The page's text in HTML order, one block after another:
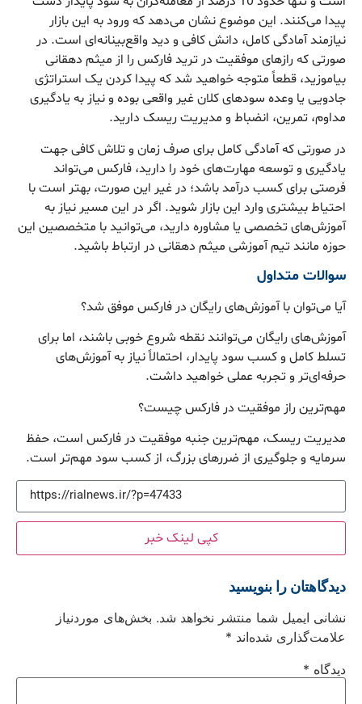
پیدا می‌کنند. این موضوع نشان می‌دهد که ورود به این بازار
نیازمند آمادگی کامل، دانش کافی و دید واقع‌بینانه‌ای است. در
صورتی که رازهای موفقیت در ترید فارکس را از میثم دهقانی
بیاموزید، قطعاً متوجه خواهید شد که پیدا کردن یک استراتژی
جادویی یا وعده‌ سودهای کلان غیر واقعی بوده و نیاز به یادگیری
مداوم، تمرین، انضباط و مدیریت ریسک دارید.
در صورتی که آمادگی کامل برای صرف زمان و تلاش کافی جهت
یادگیری و توسعه مهارت‌های خود را دارید، فارکس می‌تواند
فرصتی برای کسب درآمد باشد؛ در غیر این صورت، بهتر است با
احتیاط بیشتری وارد این بازار شوید. اگر در این مسیر نیاز به
آموزش‌های تخصصی یا مشاوره دارید، می‌توانید با متخصصین این
حوزه مانند تیم آموزشی میثم دهقانی در ارتباط باشید.
سوالات متداول
آیا می‌توان با آموزش‌های رایگان در فارکس موفق شد؟
آموزش‌های رایگان می‌توانند نقطه شروع خوبی باشند، اما برای
تسلط کامل و کسب سود پایدار، احتمالاً نیاز به آموزش‌های
حرفه‌ای‌تر و تجربه عملی خواهید داشت.
مهم‌ترین راز موفقیت در فارکس چیست؟
مدیریت ریسک، مهم‌ترین جنبه موفقیت در فارکس است، حفظ
سرمایه و جلوگیری از ضررهای بزرگ، از کسب سود مهم‌تر است.
کپی لینک خبر
دیدگاهتان را بنویسید
نشانی ایمیل شما منتشر نخواهد شد. بخش‌های موردنیاز
علامت‌گذاری شده‌اند *
دیدگاه *